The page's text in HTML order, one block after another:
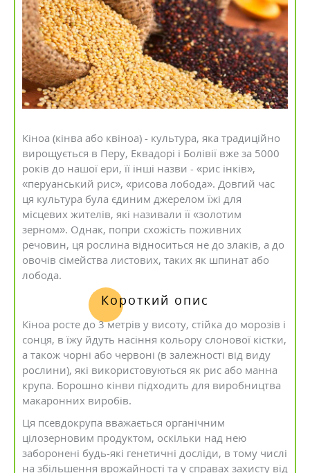
Кіноа (кінва або квіноа) - культура, яка традиційно
вирощується в Перу, Еквадорі і Болівії вже за 5000
років до нашої ери, її інші назви - «рис інків»,
«перуанський рис», «рисова лобода». Довгий час
ця культура була єдиним джерелом їжі для
місцевих жителів, які називали її «золотим
зерном». Однак, попри схожість поживних
речовин, ця рослина відноситься не до злаків, а до
овочів сімейства листових, таких як шпинат або
лобода.
Короткий опис
Кіноа роcте до 3 метрів у висоту, стійка до морозів і
сонця, в їжу йдуть насіння кольору слонової кістки,
а також чорні або червоні (в залежності від виду
рослини), які використовуються як рис або манна
крупа. Борошно кінви підходить для виробництва
макаронних виробів.
Ця псевдокрупа вважається органічним
цілозерновим продуктом, оскільки над нею
заборонені будь-які генетичні досліди, в тому числі
на збільшення врожайності та у справах захисту від